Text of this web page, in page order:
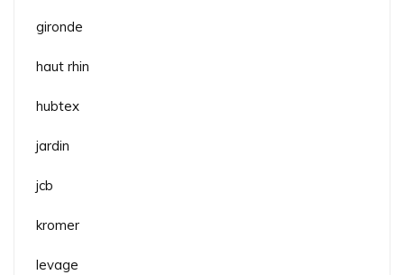
gironde
haut rhin
hubtex
jardin
jcb
kromer
levage